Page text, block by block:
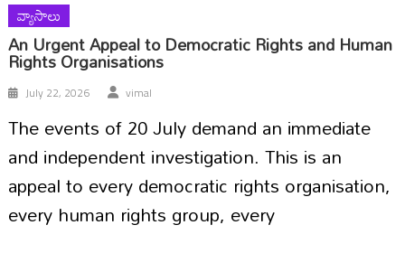
వ్యాసాలు
An Urgent Appeal to Democratic Rights and Human
Rights Organisations
July 22, 2026 vimal
The events of 20 July demand an immediate
and independent investigation. This is an
appeal to every democratic rights organisation,
every human rights group, every